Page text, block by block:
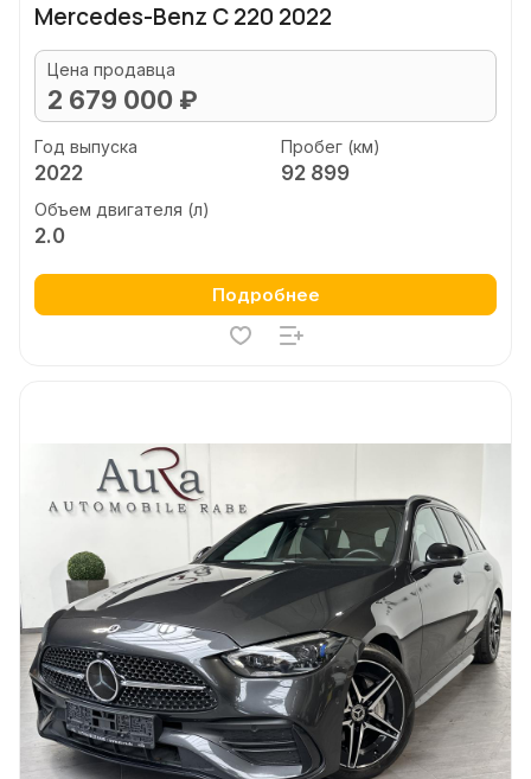
Mercedes-Benz C 220 2022
Цена продавца
2 679 000 ₽
Год выпуска
2022
Пробег (км)
92 899
Объем двигателя (л)
2.0
Подробнее